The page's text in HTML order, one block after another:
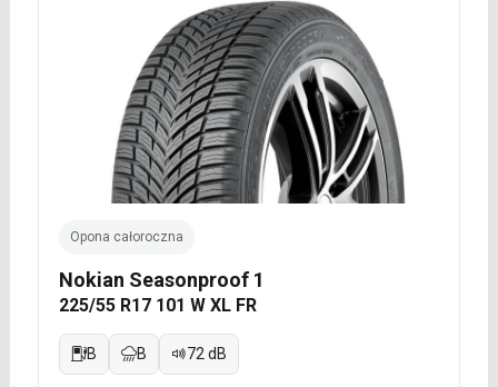
Opona całoroczna
Nokian Seasonproof 1
225/55 R17 101 W XL FR
B B 72 dB